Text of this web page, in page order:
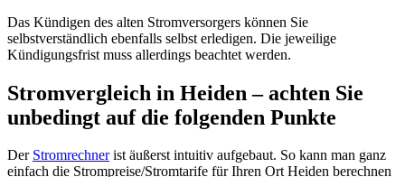
Das Kündigen des alten Stromversorgers können Sie
selbstverständlich ebenfalls selbst erledigen. Die jeweilige
Kündigungsfrist muss allerdings beachtet werden.
Stromvergleich in Heiden – achten Sie
unbedingt auf die folgenden Punkte
Der Stromrechnerist äußerst intuitiv aufgebaut. So kann man ganz
einfach die Strompreise/Stromtarife für Ihren Ort Heiden berechnen